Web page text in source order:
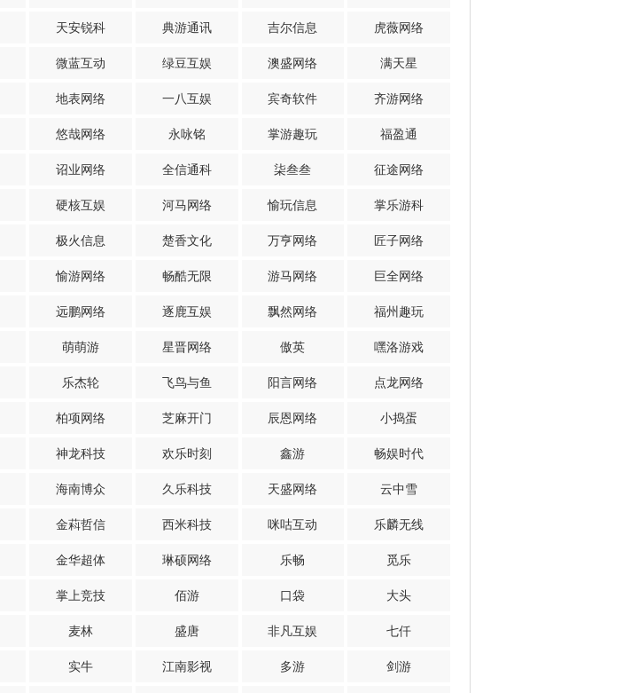
天安锐科 典游通讯 吉尔信息 虎薇网络
微蓝互动 绿豆互娱 澳盛网络 满天星
地表网络 一八互娱 宾奇软件 齐游网络
悠哉网络 永咏铭 掌游趣玩 福盈通
诏业网络 全信通科 柒叁叁 征途网络
硬核互娱 河马网络 愉玩信息 掌乐游科
极火信息 楚香文化 万亨网络 匠子网络
愉游网络 畅酷无限 游马网络 巨全网络
远鹏网络 逐鹿互娱 飘然网络 福州趣玩
萌萌游 星晋网络 傲英 嘿洛游戏
乐杰轮 飞鸟与鱼 阳言网络 点龙网络
柏项网络 芝麻开门 辰恩网络 小捣蛋
神龙科技 欢乐时刻 鑫游 畅娱时代
海南博众 久乐科技 天盛网络 云中雪
金萪哲信 西米科技 咪咕互动 乐麟无线
金华超体 琳硕网络 乐畅 觅乐
掌上竞技 佰游 口袋 大头
麦林 盛唐 非凡互娱 七仟
实牛 江南影视 多游 剑游